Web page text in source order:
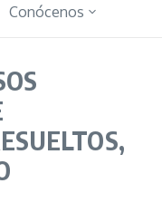
Conócenos